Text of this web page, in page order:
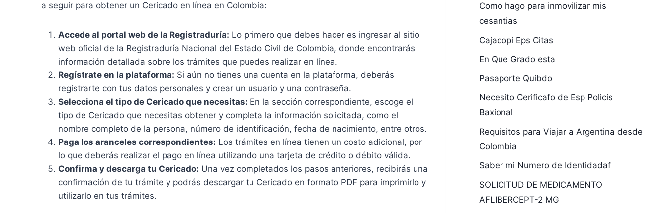
a seguir para obtener un Cericado en línea en Colombia:
Accede al portal web de la Registraduría: Lo primero que debes hacer es ingresar al sitio
web oficial de la Registraduría Nacional del Estado Civil de Colombia, donde encontrarás
información detallada sobre los trámites que puedes realizar en línea.
Regístrate en la plataforma: Si aún no tienes una cuenta en la plataforma, deberás
registrarte con tus datos personales y crear un usuario y una contraseña.
Selecciona el tipo de Cericado que necesitas: En la sección correspondiente, escoge el
tipo de Cericado que necesitas obtener y completa la información solicitada, como el
nombre completo de la persona, número de identificación, fecha de nacimiento, entre otros.
Paga los aranceles correspondientes: Los trámites en línea tienen un costo adicional, por
lo que deberás realizar el pago en línea utilizando una tarjeta de crédito o débito válida.
Confirma y descarga tu Cericado: Una vez completados los pasos anteriores, recibirás una
confirmación de tu trámite y podrás descargar tu Cericado en formato PDF para imprimirlo y
utilizarlo en tus trámites.
Como hago para inmovilizar mis
cesantias
Cajacopi Eps Citas
En Que Grado esta
Pasaporte Quibdo
Necesito Cerificafo de Esp Policis
Baxional
Requisitos para Viajar a Argentina desde
Colombia
Saber mi Numero de Identidadaf
SOLICITUD DE MEDICAMENTO
AFLIBERCEPT-2 MG